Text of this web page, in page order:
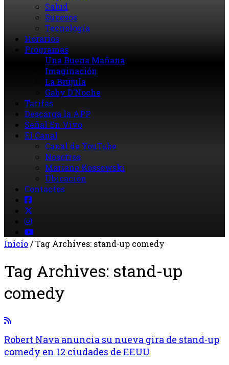
Salud
Sucesos
Tecnología
Horarios
Programas
Una Buena Mañana
Imaginación
La Brújula
Gaby D’Noche
Tarifas
Descarga la APP
Señal En Vivo
El Canal
Canal de YouTube
Nosotros
Mariano Kossowski
Ubicación
Contactos
Inicio/Tag Archives: stand-up comedy
Tag Archives: stand-up
comedy
Robert Nava anuncia su nueva gira de stand-up
comedy en 12 ciudades de EEUU